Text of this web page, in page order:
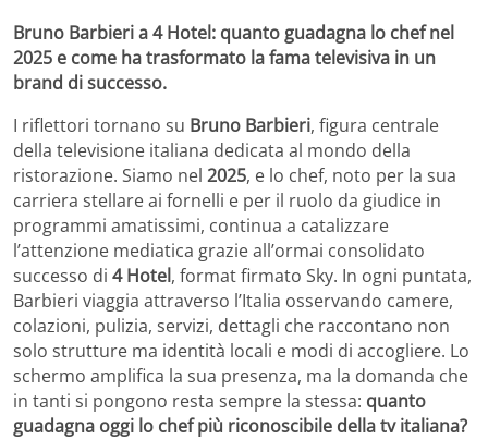
Bruno Barbieri a 4 Hotel: quanto guadagna lo chef nel
2025 e come ha trasformato la fama televisiva in un
brand di successo.
I riflettori tornano su Bruno Barbieri, figura centrale
della televisione italiana dedicata al mondo della
ristorazione. Siamo nel 2025, e lo chef, noto per la sua
carriera stellare ai fornelli e per il ruolo da giudice in
programmi amatissimi, continua a catalizzare
l’attenzione mediatica grazie all’ormai consolidato
successo di 4 Hotel, format firmato Sky. In ogni puntata,
Barbieri viaggia attraverso l’Italia osservando camere,
colazioni, pulizia, servizi, dettagli che raccontano non
solo strutture ma identità locali e modi di accogliere. Lo
schermo amplifica la sua presenza, ma la domanda che
in tanti si pongono resta sempre la stessa: quanto
guadagna oggi lo chef più riconoscibile della tv italiana?